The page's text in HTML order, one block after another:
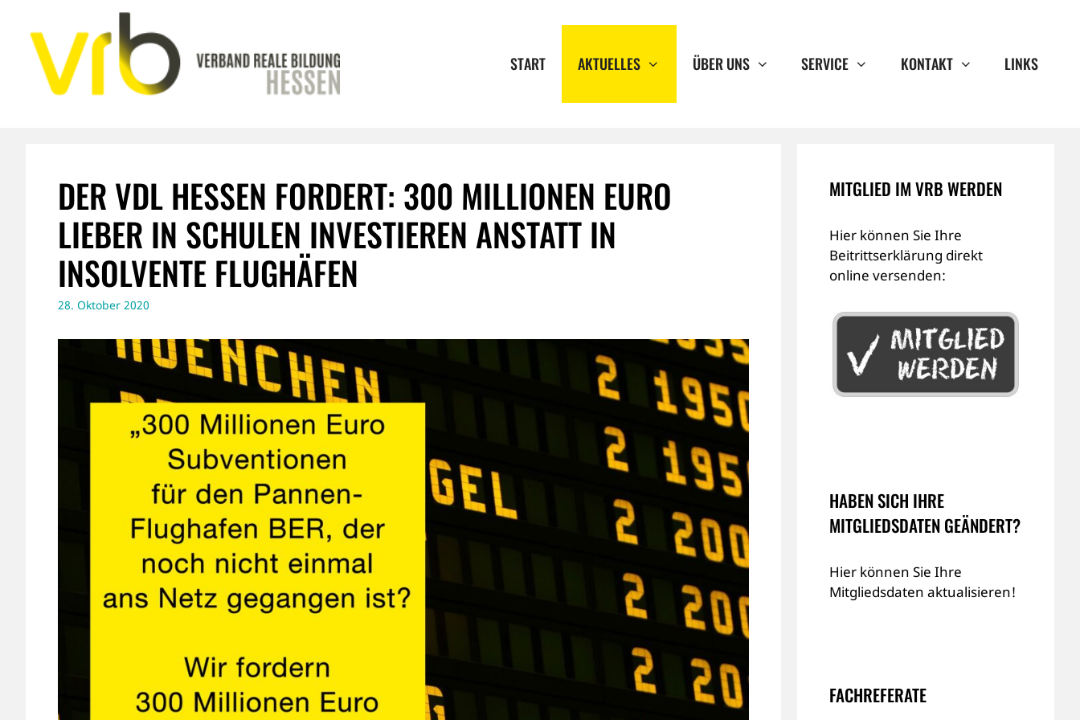
Inhalt
springen
START AKTUELLES ÜBER UNS SERVICE KONTAKT LINKS
DER VDL HESSEN FORDERT: 300 MILLIONEN EURO
LIEBER IN SCHULEN INVESTIEREN ANSTATT IN
INSOLVENTE FLUGHÄFEN
28. Oktober 2020
MITGLIED IM VRB WERDEN
Hier können Sie Ihre
Beitrittserklärung direkt
online versenden:
HABEN SICH IHRE
MITGLIEDSDATEN GEÄNDERT?
Hier können Sie Ihre
Mitgliedsdaten aktualisieren!
FACHREFERATE